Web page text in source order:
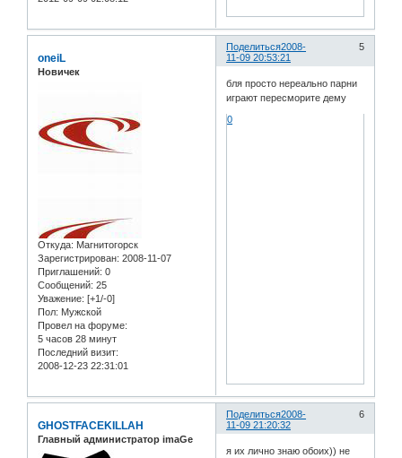
Поделиться 5
2008-
11-09 20:53:21
oneiL
Новичек
Откуда: Магнитогорск
Зарегистрирован: 2008-11-07
Приглашений: 0
Сообщений: 25
Уважение: [+1/-0]
Пол: Мужской
Провел на форуме:
5 часов 28 минут
Последний визит:
2008-12-23 22:31:01
бля просто нереально парни
играют пересморите дему
0
Поделиться 6
2008-
11-09 21:20:32
GHOSTFACEKILLAH
Главный администратор imaGe
я их лично знаю обоих)) не